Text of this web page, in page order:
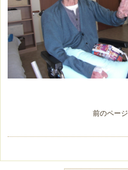
前のページ